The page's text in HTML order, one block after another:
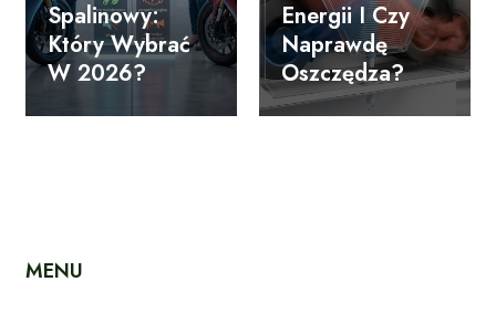
Spalinowy:
Który Wybrać
W 2026?
Energii I Czy
Naprawdę
Oszczędza?
MENU